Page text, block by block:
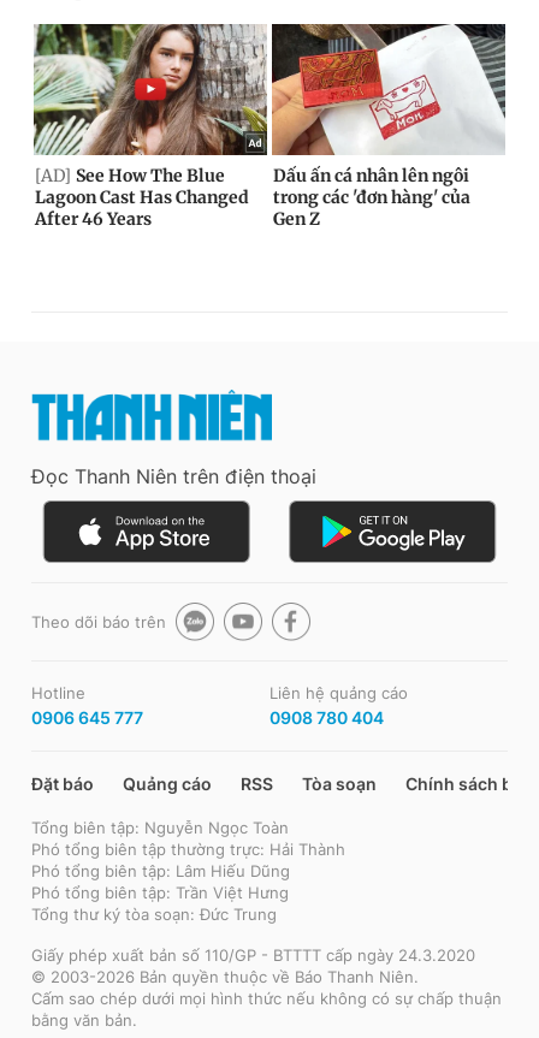
Đọc Thanh Niên trên điện thoại
Theo dõi báo trên
Hotline
0906 645 777
Liên hệ quảng cáo
0908 780 404
Đặt báo Quảng cáo RSS Tòa soạn Chính sách bảo
Tổng biên tập: Nguyễn Ngọc Toàn
Phó tổng biên tập thường trực: Hải Thành
Phó tổng biên tập: Lâm Hiếu Dũng
Phó tổng biên tập: Trần Việt Hưng
Tổng thư ký tòa soạn: Đức Trung
Giấy phép xuất bản số 110/GP - BTTTT cấp ngày 24.3.2020
© 2003-2026 Bản quyền thuộc về Báo Thanh Niên.
Cấm sao chép dưới mọi hình thức nếu không có sự chấp thuận
bằng văn bản.